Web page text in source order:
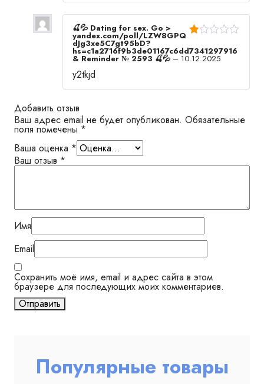
це
нк
из
🍒💦 Dating for sex. Go >
yandex.com/poll/LZW8GPQ
dJg3xe5C7gt95bD?
hs=c1a2716f9b3de01167c6dd7341297916
& Reminder № 2593 🍒💦 – 10.12.2025
y2tkjd
Добавить отзыв
Ваш адрес email не будет опубликован. Обязательные
поля помечены *
Ваша оценка *
Ваш отзыв *
Имя
Email
Сохранить моё имя, email и адрес сайта в этом
браузере для последующих моих комментариев.
Популярные товары